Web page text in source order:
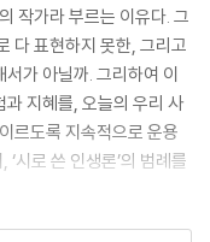
작가라 부르는 이유다. 그
다 표현하지 못한, 그리고
가 아닐까. 그리하여 이
지혜를, 오늘의 우리 사
르도록 지속적으로 운용
시로 쓴 인생론’의 범례를